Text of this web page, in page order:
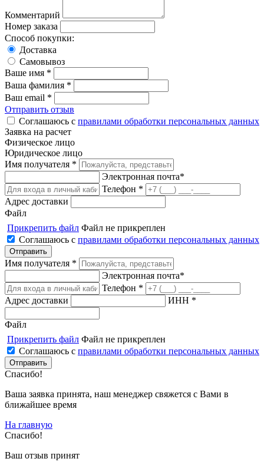
Комментарий
Номер заказа
Способ покупки:
Доставка
Самовывоз
Ваше имя *
Ваша фамилия *
Ваш email *
Отправить отзыв
Соглашаюсь с правилами обработки персональных данных
Заявка на расчет
Физическое лицо
Юридическое лицо
Имя получателя *
Электронная почта*
Телефон *
Адрес доставки
Файл
Прикрепить файл Файл не прикреплен
Соглашаюсь с правилами обработки персональных данных
Имя получателя *
Электронная почта*
Телефон *
Адрес доставки
ИНН *
Файл
Прикрепить файл Файл не прикреплен
Соглашаюсь с правилами обработки персональных данных
Спасибо!
Ваша заявка принята, наш менеджер свяжется с Вами в
ближайшее время
На главную
Спасибо!
Ваш отзыв принят